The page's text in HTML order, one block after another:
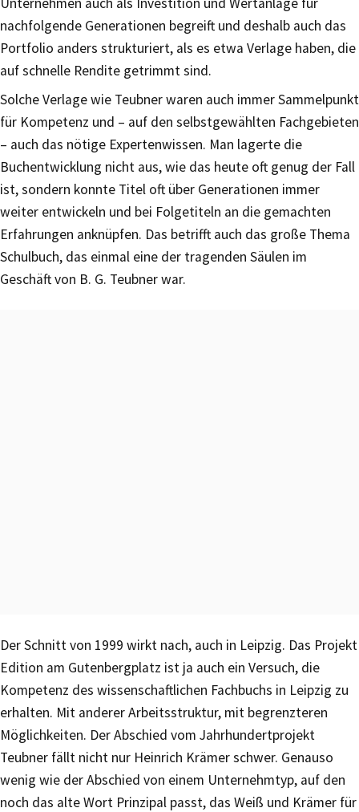
nachfolgende Generationen begreift und deshalb auch das
Portfolio anders strukturiert, als es etwa Verlage haben, die
auf schnelle Rendite getrimmt sind.
Solche Verlage wie Teubner waren auch immer Sammelpunkt
für Kompetenz und – auf den selbstgewählten Fachgebieten
– auch das nötige Expertenwissen. Man lagerte die
Buchentwicklung nicht aus, wie das heute oft genug der Fall
ist, sondern konnte Titel oft über Generationen immer
weiter entwickeln und bei Folgetiteln an die gemachten
Erfahrungen anknüpfen. Das betrifft auch das große Thema
Schulbuch, das einmal eine der tragenden Säulen im
Geschäft von B. G. Teubner war.
Der Schnitt von 1999 wirkt nach, auch in Leipzig. Das Projekt
Edition am Gutenbergplatz ist ja auch ein Versuch, die
Kompetenz des wissenschaftlichen Fachbuchs in Leipzig zu
erhalten. Mit anderer Arbeitsstruktur, mit begrenzteren
Möglichkeiten. Der Abschied vom Jahrhundertprojekt
Teubner fällt nicht nur Heinrich Krämer schwer. Genauso
wenig wie der Abschied von einem Unternehmtyp, auf den
noch das alte Wort Prinzipal passt, das Weiß und Krämer für